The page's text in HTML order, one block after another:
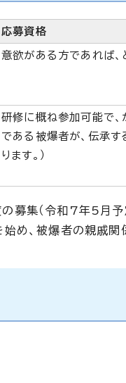
応募資格
意欲がある方であれば、
研修に概ね参加可能で
である被爆者が、伝承
ります。）
募集（令和7年5月予
め、被爆者の親戚関